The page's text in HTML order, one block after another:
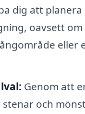
dig att planera
oavsett
eller
Genom att
och